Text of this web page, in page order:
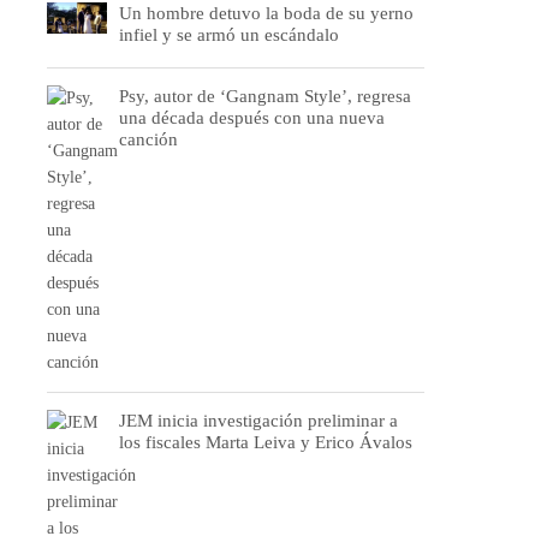
Un hombre detuvo la boda de su yerno
infiel y se armó un escándalo
Psy, autor de ‘Gangnam Style’, regresa
una década después con una nueva
canción
JEM inicia investigación preliminar a
los fiscales Marta Leiva y Erico Ávalos